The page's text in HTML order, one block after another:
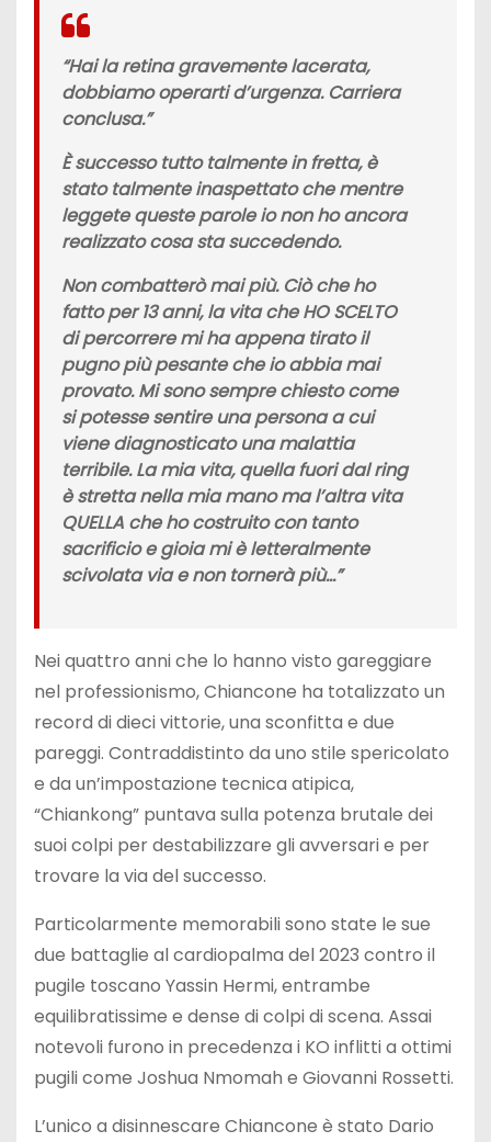
“Hai la retina gravemente lacerata,
dobbiamo operarti d’urgenza. Carriera
conclusa.”
È successo tutto talmente in fretta, è
stato talmente inaspettato che mentre
leggete queste parole io non ho ancora
realizzato cosa sta succedendo.
Non combatterò mai più. Ciò che ho
fatto per 13 anni, la vita che HO SCELTO
di percorrere mi ha appena tirato il
pugno più pesante che io abbia mai
provato. Mi sono sempre chiesto come
si potesse sentire una persona a cui
viene diagnosticato una malattia
terribile. La mia vita, quella fuori dal ring
è stretta nella mia mano ma l’altra vita
QUELLA che ho costruito con tanto
sacrificio e gioia mi è letteralmente
scivolata via e non tornerà più…”
Nei quattro anni che lo hanno visto gareggiare
nel professionismo, Chiancone ha totalizzato un
record di dieci vittorie, una sconfitta e due
pareggi. Contraddistinto da uno stile spericolato
e da un’impostazione tecnica atipica,
“Chiankong” puntava sulla potenza brutale dei
suoi colpi per destabilizzare gli avversari e per
trovare la via del successo.
Particolarmente memorabili sono state le sue
due battaglie al cardiopalma del 2023 contro il
pugile toscano Yassin Hermi, entrambe
equilibratissime e dense di colpi di scena. Assai
notevoli furono in precedenza i KO inflitti a ottimi
pugili come Joshua Nmomah e Giovanni Rossetti.
L’unico a disinnescare Chiancone è stato Dario